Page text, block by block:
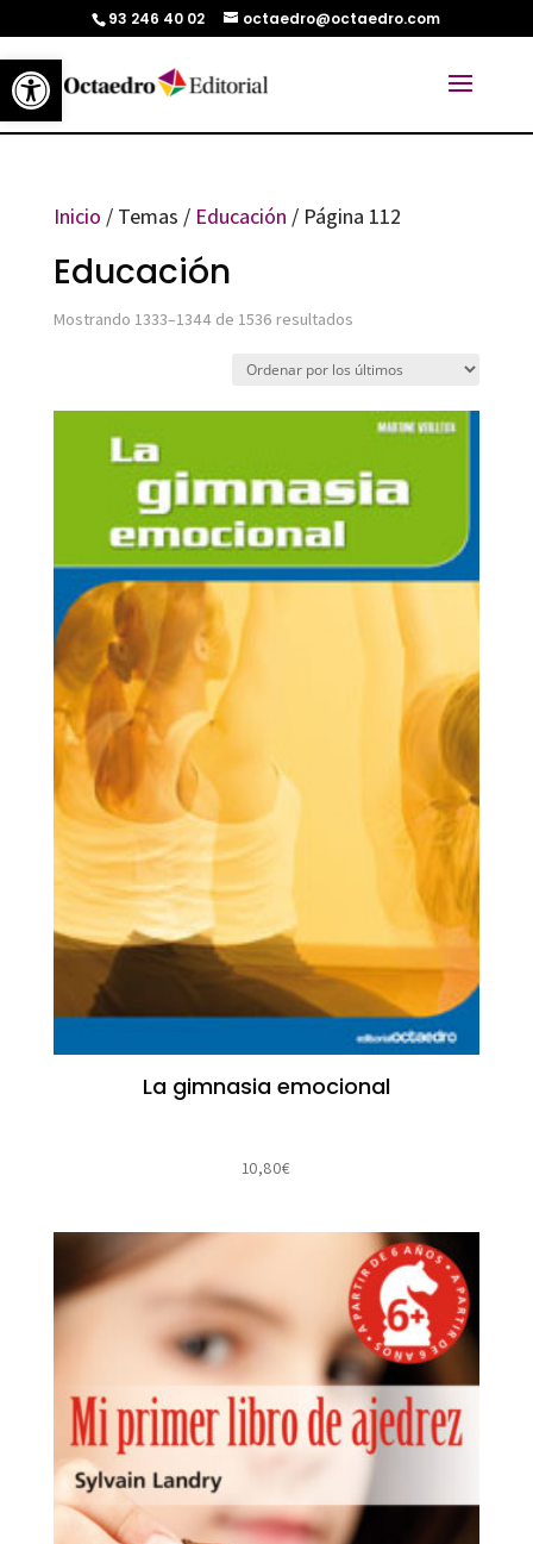
Abrir barra de herramientas
93 246 40 02 octaedro@octaedro.com
Inicio / Temas / Educación / Página 112
Educación
Mostrando 1333–1344 de 1536 resultadosOrdenado
últimos
La gimnasia emocional
10,80€